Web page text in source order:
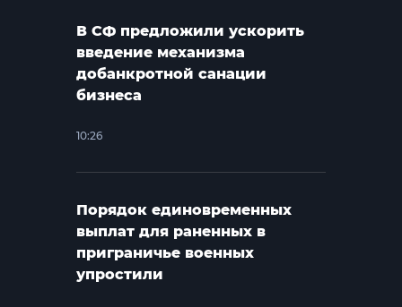
В СФ предложили ускорить
введение механизма
добанкротной санации
бизнеса
10:26
Порядок единовременных
выплат для раненных в
приграничье военных
упростили